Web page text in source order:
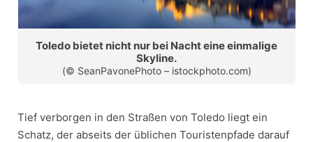
Toledo bietet nicht nur bei Nacht eine einmalige
Skyline.
(© SeanPavonePhoto – istockphoto.com)
Tief verborgen in den Straßen von Toledo liegt ein
Schatz, der abseits der üblichen Touristenpfade darauf